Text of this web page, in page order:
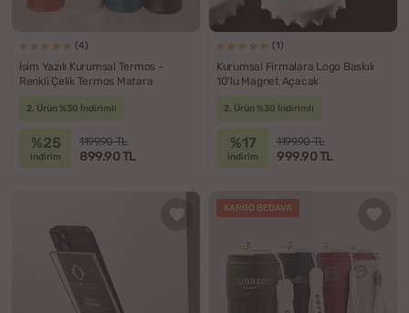
(4)
İsim Yazılı Kurumsal Termos -
Renkli Çelik Termos Matara
2. Ürün %30 İndirimli
%25
indirim
1199.90 TL
899.90 TL
(1)
Kurumsal Firmalara Logo Baskılı
10'lu Magnet Açacak
2. Ürün %30 İndirimli
%17
indirim
1199.90 TL
999.90 TL
KARGO BEDAVA